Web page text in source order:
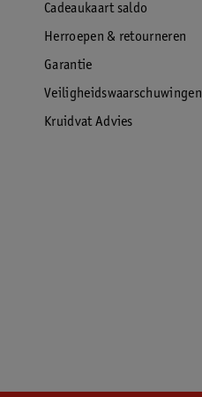
Cadeaukaart saldo
Herroepen & retourneren
Garantie
Veiligheidswaarschuwingen
Kruidvat Advies